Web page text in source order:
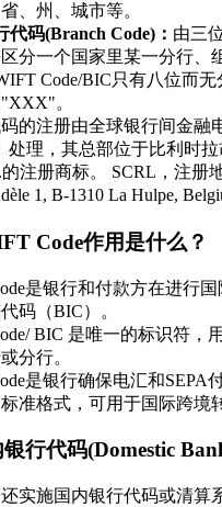
、州、城市等。
代码(Branch Code)： 由三
分一个国家里某一分行、
Code/BIC只有八位而
。
的注册由全球银行间金融
处理，其总部位于比利时
的注册商标。 SCRL，注册
1, B-1310 La Hulpe,
Code作用是什么？
是银行和付款方在进行
码（BIC）。
BIC 是唯一的标识符，
分行。
是银行确保电汇和SEPA
准格式，可用于国际跨境
行代码(Domestic
实施国内银行代码或清算